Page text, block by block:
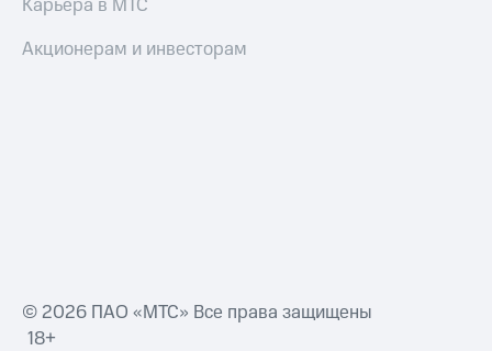
Карьера в МТС
Акционерам и инвесторам
© 2026 ПАО «МТС» Все права защищены
18+